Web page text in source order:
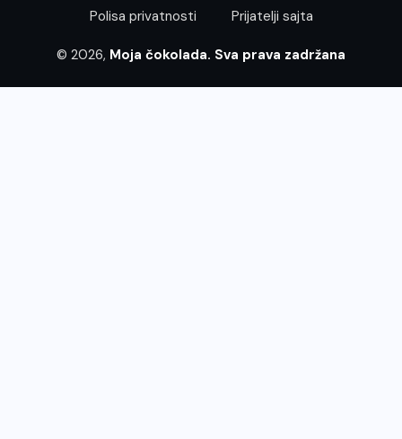
Polisa privatnosti
Prijatelji sajta
© 2026, Moja čokolada. Sva prava zadržana